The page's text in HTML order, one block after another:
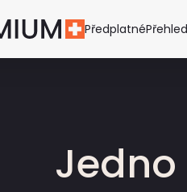
Předplatné